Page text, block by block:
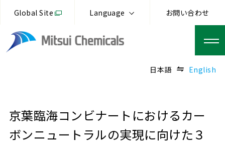
Global Site Language お問い合わせ
日本語 English
京葉臨海コンビナートにおけるカー
ボンニュートラルの実現に向けた３